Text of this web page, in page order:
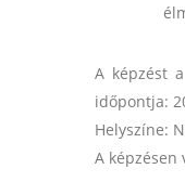
A képzést
időpontja:
Helyszíne:
A képzésen